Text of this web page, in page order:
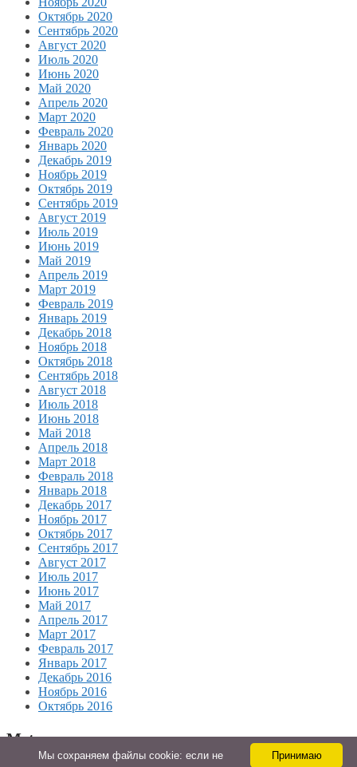
Октябрь 2020
Сентябрь 2020
Август 2020
Июль 2020
Июнь 2020
Май 2020
Апрель 2020
Март 2020
Февраль 2020
Январь 2020
Декабрь 2019
Ноябрь 2019
Октябрь 2019
Сентябрь 2019
Август 2019
Июль 2019
Июнь 2019
Май 2019
Апрель 2019
Март 2019
Февраль 2019
Январь 2019
Декабрь 2018
Ноябрь 2018
Октябрь 2018
Сентябрь 2018
Август 2018
Июль 2018
Июнь 2018
Май 2018
Апрель 2018
Март 2018
Февраль 2018
Январь 2018
Декабрь 2017
Ноябрь 2017
Октябрь 2017
Сентябрь 2017
Август 2017
Июль 2017
Июнь 2017
Май 2017
Апрель 2017
Март 2017
Февраль 2017
Январь 2017
Декабрь 2016
Ноябрь 2016
Октябрь 2016
Meta
Принимаю
Мы cохраняем файлы cookie: если не